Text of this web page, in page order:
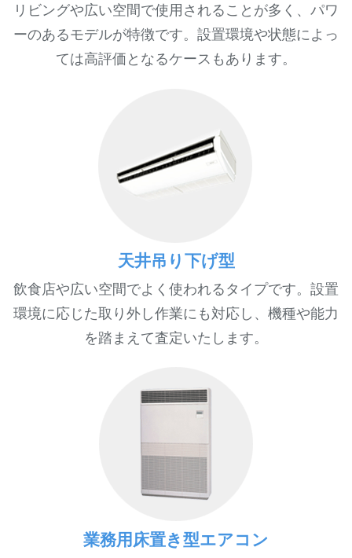
リビングや広い空間で使用されることが多く、パワ
ーのあるモデルが特徴です。設置環境や状態によっ
ては高評価となるケースもあります。
天井吊り下げ型
飲食店や広い空間でよく使われるタイプです。設置
環境に応じた取り外し作業にも対応し、機種や能力
を踏まえて査定いたします。
業務用床置き型エアコン